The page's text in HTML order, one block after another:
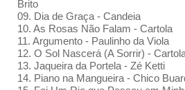
Brito
09. Dia de Graça - Candeia
10. As Rosas Não Falam - Cartola
11. Argumento - Paulinho da Viola
12. O Sol Nascerá (A Sorrir) -
13. Jaqueira da Portela - Zé Ketti
14. Piano na Mangueira - Chico